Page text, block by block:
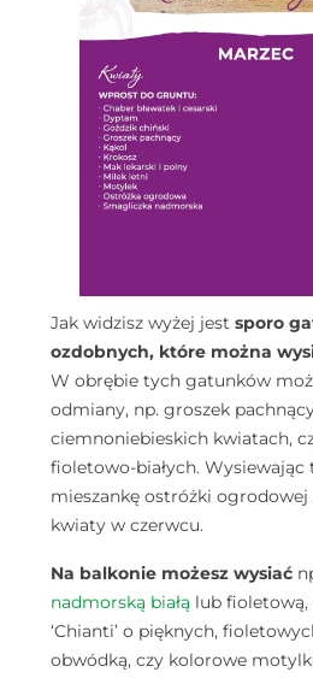
Jak widzisz wyżej jest sporo
ozdobnych, które można
W obrębie tych gatunków
odmiany, np. groszek
ciemnoniebieskich kwiatach,
fioletowo-białych. Wysiewając
mieszankę ostróżki ogrodowej
kwiaty w czerwcu.
Na balkonie możesz wysiać
nadmorską białą lub fioletową,
‘Chianti’ o pięknych,
obwódką, czy kolorowe